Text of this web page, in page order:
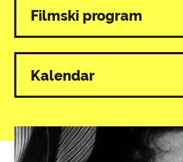
Svi programi
Filmski program
Kalendar